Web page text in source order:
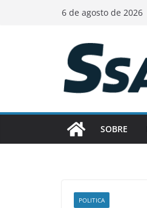
6 de agosto de 2026
SOBRE
POLITICA